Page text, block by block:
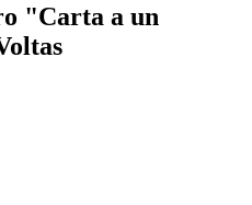
"Carta a un